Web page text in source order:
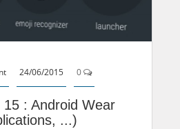
24/06/2015 0
: Android Wear
...)